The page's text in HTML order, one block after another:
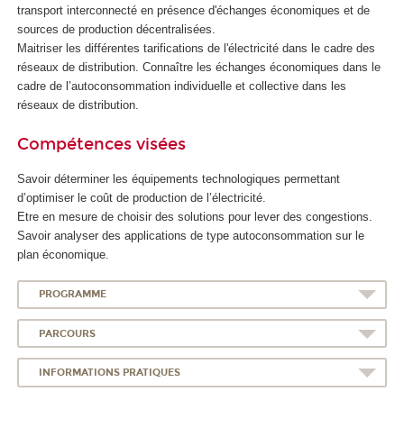
transport interconnecté en présence d'échanges économiques et de
sources de production décentralisées.
Maitriser les différentes tarifications de l'électricité dans le cadre des
réseaux de distribution. Connaître les échanges économiques dans le
cadre de l’autoconsommation individuelle et collective dans les
réseaux de distribution.
Compétences visées
Savoir déterminer les équipements technologiques permettant
d’optimiser le coût de production de l’électricité.
Etre en mesure de choisir des solutions pour lever des congestions.
Savoir analyser des applications de type autoconsommation sur le
plan économique.
PROGRAMME
PARCOURS
INFORMATIONS PRATIQUES